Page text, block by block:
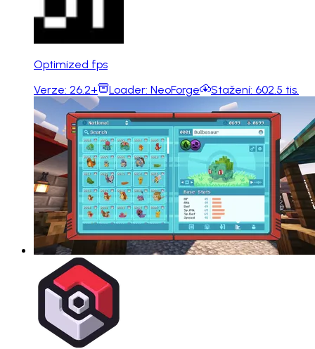
Optimized fps
Verze: 26.2+ Loader: NeoForge Stažení: 602.5 tis.